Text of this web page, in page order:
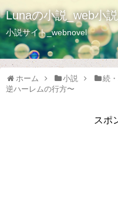
Lunaの小説_web小
小説サイト_webnovel
ホーム 小説
続
逆ハーレムの行方〜
スポ